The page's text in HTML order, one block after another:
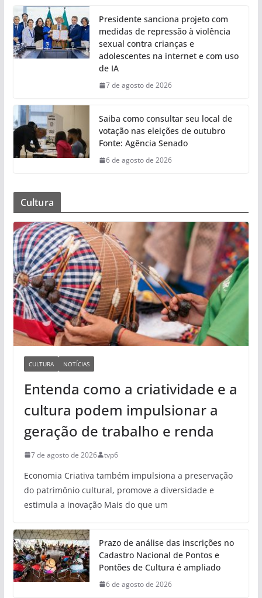
Presidente sanciona projeto com
medidas de repressão à violência
sexual contra crianças e
adolescentes na internet e com uso
de IA
7 de agosto de 2026
Saiba como consultar seu local de
votação nas eleições de outubro
Fonte: Agência Senado
6 de agosto de 2026
Cultura
CULTURA NOTÍCIAS
Entenda como a criatividade e a
cultura podem impulsionar a
geração de trabalho e renda
7 de agosto de 2026 tvp6
Economia Criativa também impulsiona a preservação
do patrimônio cultural, promove a diversidade e
estimula a inovação Mais do que um
Prazo de análise das inscrições no
Cadastro Nacional de Pontos e
Pontões de Cultura é ampliado
6 de agosto de 2026